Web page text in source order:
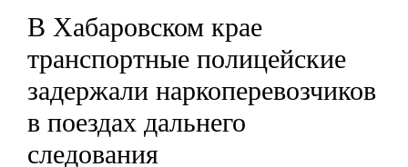
В Хабаровском крае
транспортные полицейские
задержали наркоперевозчиков
в поездах дальнего
следования